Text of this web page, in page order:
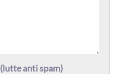
(lutte anti spam)